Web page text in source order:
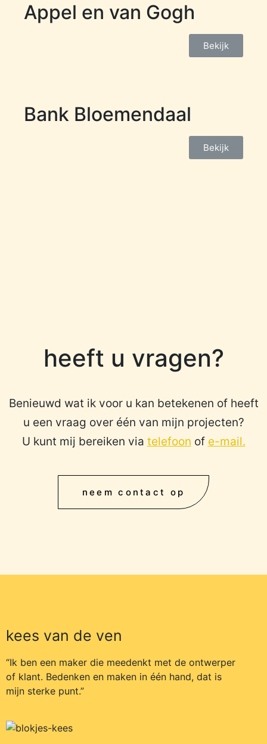
Appel en van Gogh
Bekijk
Bank Bloemendaal
Bekijk
heeft u vragen?
Benieuwd wat ik voor u kan betekenen of heeft
u een vraag over één van mijn projecten?
U kunt mij bereiken via telefoon of e-mail.
neem contact op
kees van de ven
“Ik ben een maker die meedenkt met de ontwerper
of klant. Bedenken en maken in één hand, dat is
mijn sterke punt.”